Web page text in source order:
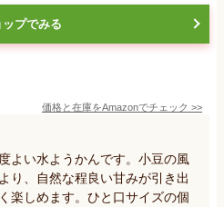
ップでみる
価格と在庫をAmazonでチェック >>
よい水ようかんです。小豆の風
り、自然な程良い甘みが引き出
楽しめます。ひと口サイズの個